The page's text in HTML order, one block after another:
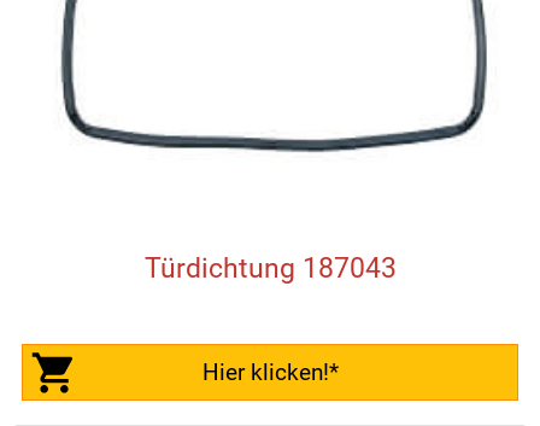
Türdichtung 187043
Hier klicken!*